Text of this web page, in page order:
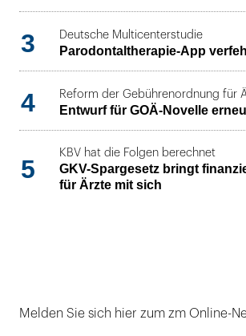
3 Deutsche Multicenterstudie
Parodontaltherapie-App
4 Reform der Gebührenordnung für
Entwurf für GOÄ-Novelle
5
KBV hat die Folgen berechnet
GKV-Spargesetz bringt
für Ärzte mit sich
Melden Sie sich hier zum zm Online-